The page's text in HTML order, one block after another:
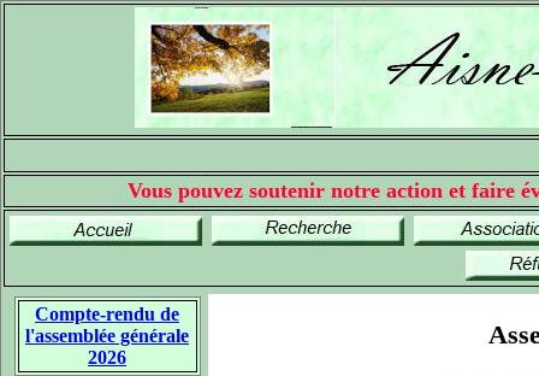
Vous pouvez soutenir notre action et faire
Compte-rendu de
l'assemblée générale
2026